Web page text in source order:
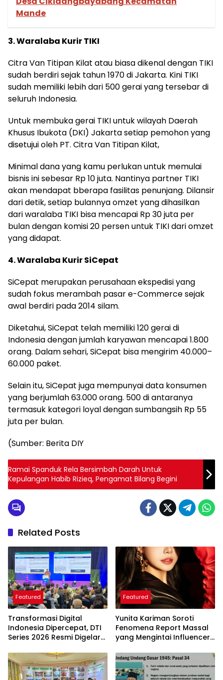
Mande
3. Waralaba Kurir TIKI
Citra Van Titipan Kilat atau biasa dikenal dengan TIKI
sudah berdiri sejak tahun 1970 di Jakarta. Kini TIKI
sudah memiliki lebih dari 500 gerai yang tersebar di
seluruh Indonesia.
Untuk membuka gerai TIKI untuk wilayah Daerah
Khusus Ibukota (DKI) Jakarta setiap pemohon yang
disetujui oleh PT. Citra Van Titipan Kilat,
Minimal dana yang kamu perlukan untuk memulai
bisnis ini sebesar Rp 10 juta. Nantinya partner TIKI
akan mendapat bberapa fasilitas penunjang. Dilansir
dari detik, setiap bulannya omzet yang dihasilkan
dari waralaba TIKI bisa mencapai Rp 30 juta per
bulan dengan komisi 20 persen untuk TIKI dari omzet
yang didapat.
4. Waralaba Kurir SiCepat
SiCepat merupakan perusahaan ekspedisi yang
sudah fokus merambah pasar e-Commerce sejak
awal berdiri pada 2014 silam.
Diketahui, SiCepat telah memiliki 120 gerai di
Indonesia dengan jumlah karyawan mencapai 1.800
orang. Dalam sehari, SiCepat bisa mengirim 40.000–
60.000 paket.
Selain itu, SiCepat juga mempunyai data konsumen
yang berjumlah 63.000 orang. 500 di antaranya
termasuk kategori loyal dengan sumbangsih Rp 55
juta per bulan.
(Sumber: Berita DIY
Ramai Spanduk Rela Bersimbah Darah Untuk
Kepulangan Habib Rizieq, Pengamat Bilang Begini
Related Posts
Featured
Transformasi Digital
Indonesia Dipercepat, DTI
Series 2026 Resmi Digelar
Featured
Yunita Kariman Soroti
Fenomena Report Massal
yang Mengintai Influencer,
yang Perlu Diketahui